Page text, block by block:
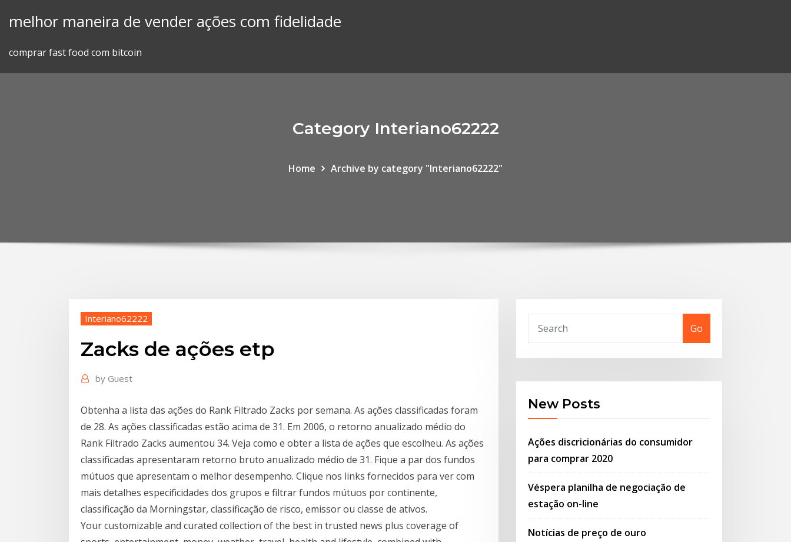
melhor maneira de vender ações com fidelidade
comprar fast food com bitcoin
Category Interiano62222
Home Archive by category "Interiano62222"
Interiano62222
Zacks de ações etp
by Guest
Obtenha a lista das ações do Rank Filtrado Zacks por semana. As ações classificadas foram
de 28. As ações classificadas estão acima de 31. Em 2006, o retorno anualizado médio do
Rank Filtrado Zacks aumentou 34. Veja como e obter a lista de ações que escolheu. As ações
classificadas apresentaram retorno bruto anualizado médio de 31. Fique a par dos fundos
mútuos que apresentam o melhor desempenho. Clique nos links fornecidos para ver com
mais detalhes especificidades dos grupos e filtrar fundos mútuos por continente,
classificação da Morningstar, classificação de risco, emissor ou classe de ativos.
Your customizable and curated collection of the best in trusted news plus coverage of
Go
New Posts
Ações discricionárias do consumidor
para comprar 2020
Véspera planilha de negociação de
estação on-line
Notícias de preço de ouro